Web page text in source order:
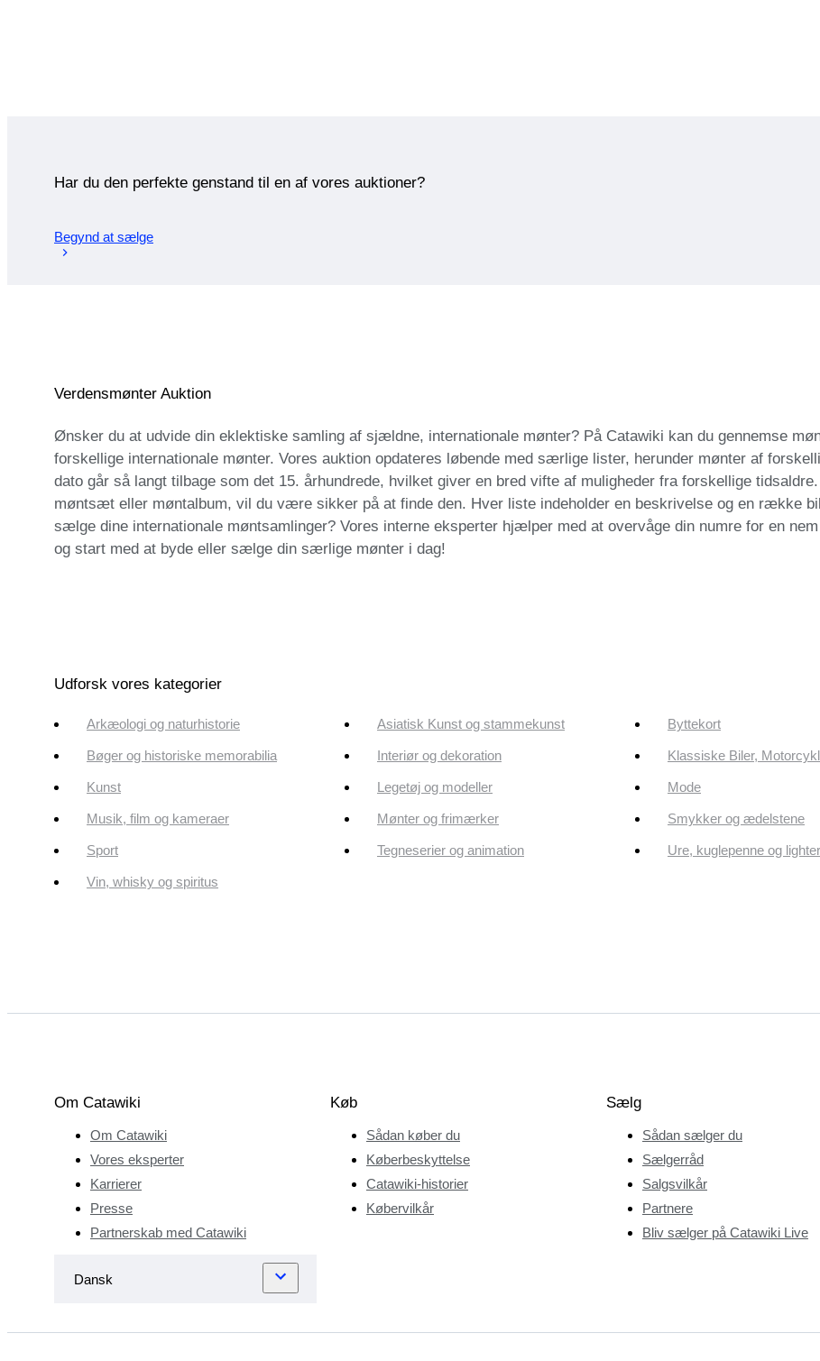
Har du den perfekte genstand til en af vores auktioner?
Begynd at sælge
Verdensmønter Auktion
Ønsker du at udvide din eklektiske samling af sjældne, internationale mønter? På Catawiki kan du gennemse
forskellige internationale mønter. Vores auktion opdateres løbende med særlige lister, herunder mønter af
dato går så langt tilbage som det 15. århundrede, hvilket giver en bred vifte af muligheder fra forskellige
møntsæt eller møntalbum, vil du være sikker på at finde den. Hver liste indeholder en beskrivelse og en række
sælge dine internationale møntsamlinger? Vores interne eksperter hjælper med at overvåge din numre for en
og start med at byde eller sælge din særlige mønter i dag!
Udforsk vores kategorier
Arkæologi og naturhistorie Asiatisk Kunst og stammekunst Byttekort
Bøger og historiske memorabilia Interiør og dekoration Klassiske Biler,
Kunst Legetøj og modeller Mode
Musik, film og kameraer Mønter og frimærker Smykker og ædelstene
Sport Tegneserier og animation Ure, kuglepenne og
Vin, whisky og spiritus
Om Catawiki
Om Catawiki
Vores eksperter
Karrierer
Presse
Partnerskab med Catawiki
Køb
Sådan køber du
Køberbeskyttelse
Catawiki-historier
Købervilkår
Sælg
Sådan sælger du
Sælgerråd
Salgsvilkår
Partnere
Bliv sælger på Catawiki Live